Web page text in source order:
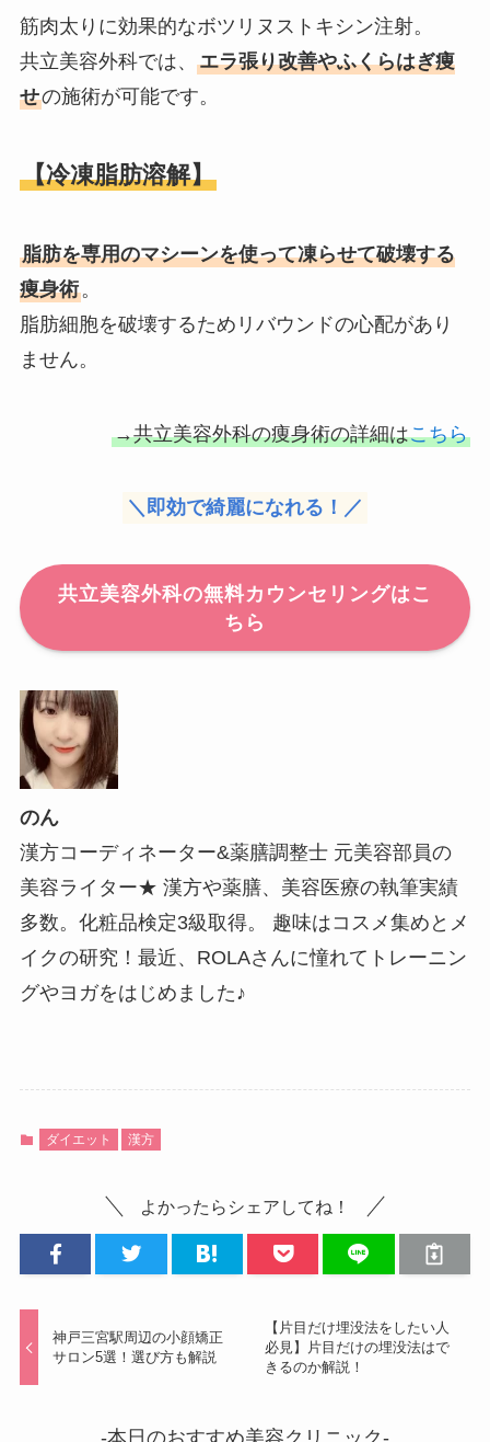
筋肉太りに効果的なボツリヌストキシン注射。
共立美容外科では、 エラ張り改善やふくらはぎ痩
せの施術が可能です。
【冷凍脂肪溶解】
脂肪を専用のマシーンを使って凍らせて破壊する
痩身術。
脂肪細胞を破壊するためリバウンドの心配があり
ません。
→共立美容外科の痩身術の詳細はこちら
＼即効で綺麗になれる！／
共立美容外科の無料カウンセリングはこ
ちら
のん
漢方コーディネーター&薬膳調整士 元美容部員の
美容ライター★ 漢方や薬膳、美容医療の執筆実績
多数。化粧品検定3級取得。 趣味はコスメ集めとメ
イクの研究！最近、ROLAさんに憧れてトレーニン
グやヨガをはじめました♪
ダイエット 漢方
よかったらシェアしてね！
神戸三宮駅周辺の小顔矯正
サロン5選！選び方も解説
【片目だけ埋没法をしたい人
必見】片目だけの埋没法はで
きるのか解説！
-本日のおすすめ美容クリニック-